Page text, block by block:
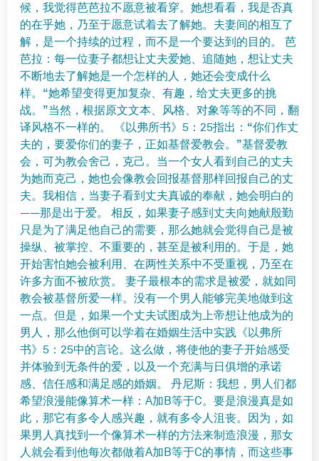
候，我觉得芭芭拉不愿意被看穿。她想看看，我是否真
的在乎她，乃至于愿意试着去了解她。夫妻间的相互了
解，是一个持续的过程，而不是一个要达到的目的。 芭
芭拉：每一位妻子都想让丈夫爱她、追随她，想让丈夫
不断地去了解她是一个怎样的人，她还会变成什么
样。“她希望变得更加复杂、有趣，给丈夫更多的挑
战。”当然，根据原文文本、风格、对象等等的不同，翻
译风格不一样的。 《以弗所书》5：25指出：“你们作丈
夫的，要爱你们的妻子，正如基督爱教会。”基督爱教
会，可为教会舍己，克己。当一个女人看到自己的丈夫
为她而克己，她也会像教会回报基督那样回报自己的丈
夫。我相信，当妻子看到丈夫真诚的奉献，她会明白的
——那是出于爱。 相反，如果妻子感到丈夫向她献殷勤
只是为了满足他自己的需要，那么她就会觉得自己是被
操纵、被掌控、不重要的，甚至是被利用的。于是，她
开始害怕她会被利用、在两性关系中不受重视，乃至在
许多方面不被欣赏。 妻子最根本的需求是被爱，就如同
教会被基督所爱一样。没有一个男人能够完美地做到这
一点。但是，如果一个丈夫试图成为上帝想让他成为的
男人，那么他倒可以学着在婚姻生活中实践《以弗所
书》5：25中的言论。这么做，将使他的妻子开始感受
并体验到无条件的爱，以及一个充满与日俱增的承诺
感、信任感和满足感的婚姻。 丹尼斯：我想，男人们都
希望浪漫能像算术一样：A加B等于C。要是浪漫真是如
此，那它有多令人感兴趣，就有多令人沮丧。因为，如
果男人真找到一个像算术一样的方法来制造浪漫，那女
人就会看到他每次都做着A加B等于C的事情，而这些事